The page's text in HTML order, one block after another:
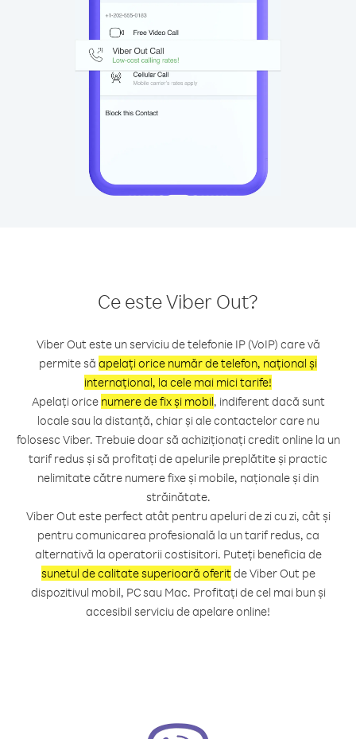
Ce este Viber Out?
Viber Out este un serviciu de telefonie IP (VoIP) care vă
permite să apelați orice număr de telefon, național și
internațional, la cele mai mici tarife!
Apelați orice numere de fix și mobil, indiferent dacă sunt
locale sau la distanță, chiar și ale contactelor care nu
folosesc Viber. Trebuie doar să achiziționați credit online la un
tarif redus și să profitați de apelurile preplătite și practic
nelimitate către numere fixe și mobile, naționale și din
străinătate.
Viber Out este perfect atât pentru apeluri de zi cu zi, cât și
pentru comunicarea profesională la un tarif redus, ca
alternativă la operatorii costisitori. Puteți beneficia de
sunetul de calitate superioară oferitde Viber Out pe
dispozitivul mobil, PC sau Mac. Profitați de cel mai bun și
accesibil serviciu de apelare online!